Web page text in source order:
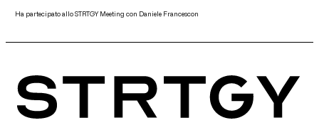
Ha partecipato allo STRTGY Meeting con Daniele Francescon